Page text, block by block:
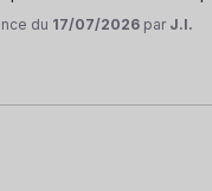
du 17/07/2026 par J.I.